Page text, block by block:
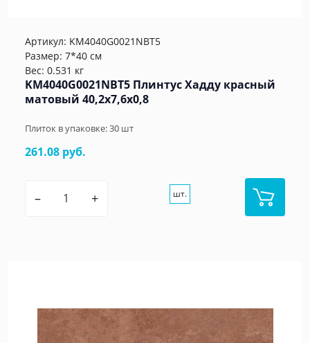
Артикул: KM4040G0021NBT5
Размер: 7*40 см
Вес: 0.531 кг
KM4040G0021NBT5 Плинтус Хадду красный
матовый 40,2x7,6x0,8
Плиток в упаковке:30 шт
261.08 руб.
– + шт.